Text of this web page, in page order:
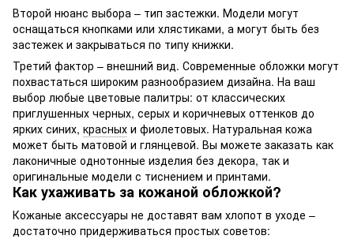
Второй нюанс выбора – тип застежки. Модели могут
оснащаться кнопками или хлястиками, а могут быть без
застежек и закрываться по типу книжки.
Третий фактор – внешний вид. Современные обложки могут
похвастаться широким разнообразием дизайна. На ваш
выбор любые цветовые палитры: от классических
приглушенных черных, серых и коричневых оттенков до
ярких синих, красных и фиолетовых. Натуральная кожа
может быть матовой и глянцевой. Вы можете заказать как
лаконичные однотонные изделия без декора, так и
оригинальные модели с тиснением и принтами.
Как ухаживать за кожаной обложкой?
Кожаные аксессуары не доставят вам хлопот в уходе –
достаточно придерживаться простых советов: